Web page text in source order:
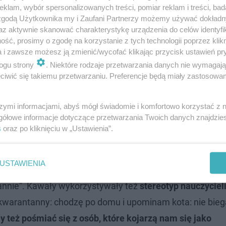
19 dostarczyła nam podobnych doznań, przeżyć,
przybierały postać mema.
nie tyle sam koronawirus, a raczej jego
kiedy naprawdę śmieszyły nas żarty z
i niedługo trzeba będzie myć nogi”) czy
ludziom”).
np. dotyczące kobiet
Kawały wykorzystywały teżstereotyp
chodzę po domu i upominam kota: nie
też pośmiać się z osób, które kojarzą nam się jako
wybór spersonalizowanych treści, pomiar reklam i treści,
Użytkownika my i Zaufani Partnerzy możemy używać
aktywnie skanować charakterystykę urządzenia do celów
prosimy o zgodę na korzystanie z tych technologii poprzez
i zawsze możesz ją zmienić/wycofać klikając przycisk ustawień
strony
. Niektóre rodzaje przetwarzania danych nie
się takiemu przetwarzaniu. Preferencje będą miały
informacjami, abyś mógł świadomie i komfortowo korzystać z
informacje dotyczące przetwarzania Twoich danych
oraz po kliknięciu w „Ustawienia”.
USTAWIENIA